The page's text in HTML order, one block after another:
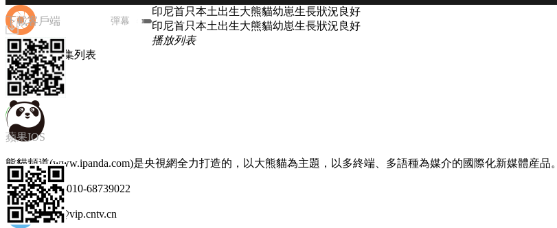
微信朋友圈
微信朋友
下載客戶端
蘋果IOS
彈幕
印尼首只本土出生大熊貓幼崽生長狀況良好
印尼首只本土出生大熊貓幼崽生長狀況良好
播放列表
圖文選集 選集列表
加載中
熊貓頻道(www.ipanda.com)是央視網全力打造的，以大熊貓為主題，以多終端、多語種為媒介的國際化新媒體産品。
商務合作 86-010-68739022
郵箱 ipanda@vip.cntv.cn